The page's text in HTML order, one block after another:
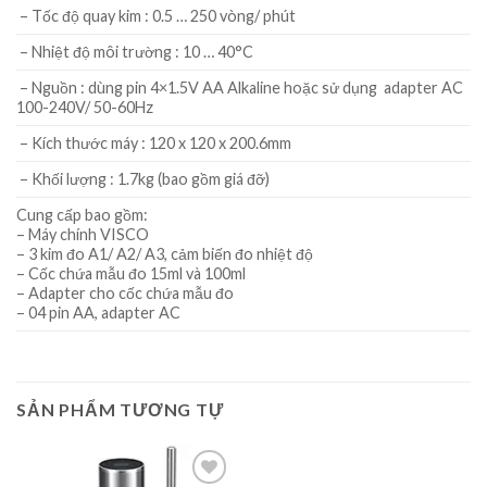
– Tốc độ quay kim : 0.5 … 250 vòng/ phút
– Nhiệt độ môi trường : 10 … 40°C
– Nguồn : dùng pin 4×1.5V AA Alkaline hoặc sử dụng adapter AC
100-240V/ 50-60Hz
– Kích thước máy : 120 x 120 x 200.6mm
– Khối lượng : 1.7kg (bao gồm giá đỡ)
Cung cấp bao gồm:
– Máy chính VISCO
– 3 kim đo A1/ A2/ A3, cảm biến đo nhiệt độ
– Cốc chứa mẫu đo 15ml và 100ml
– Adapter cho cốc chứa mẫu đo
– 04 pin AA, adapter AC
SẢN PHẨM TƯƠNG TỰ